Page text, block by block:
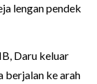
lengan pendek
Daru keluar
berjalan ke arah